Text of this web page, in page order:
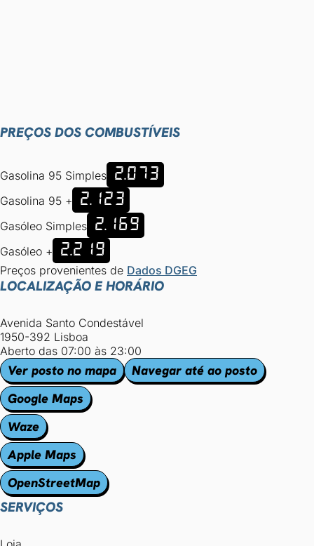
PREÇOS DOS COMBUSTÍVEIS
Gasolina 95 Simples 2.073
Gasolina 95 + 2.123
Gasóleo Simples 2.169
Gasóleo + 2.219
Preços provenientes de Dados DGEG
LOCALIZAÇÃO E HORÁRIO
Avenida Santo Condestável
1950-392 Lisboa
Aberto das 07:00 às 23:00
Ver posto no mapa
Navegar até ao posto
Google Maps
Waze
Apple Maps
OpenStreetMap
SERVIÇOS